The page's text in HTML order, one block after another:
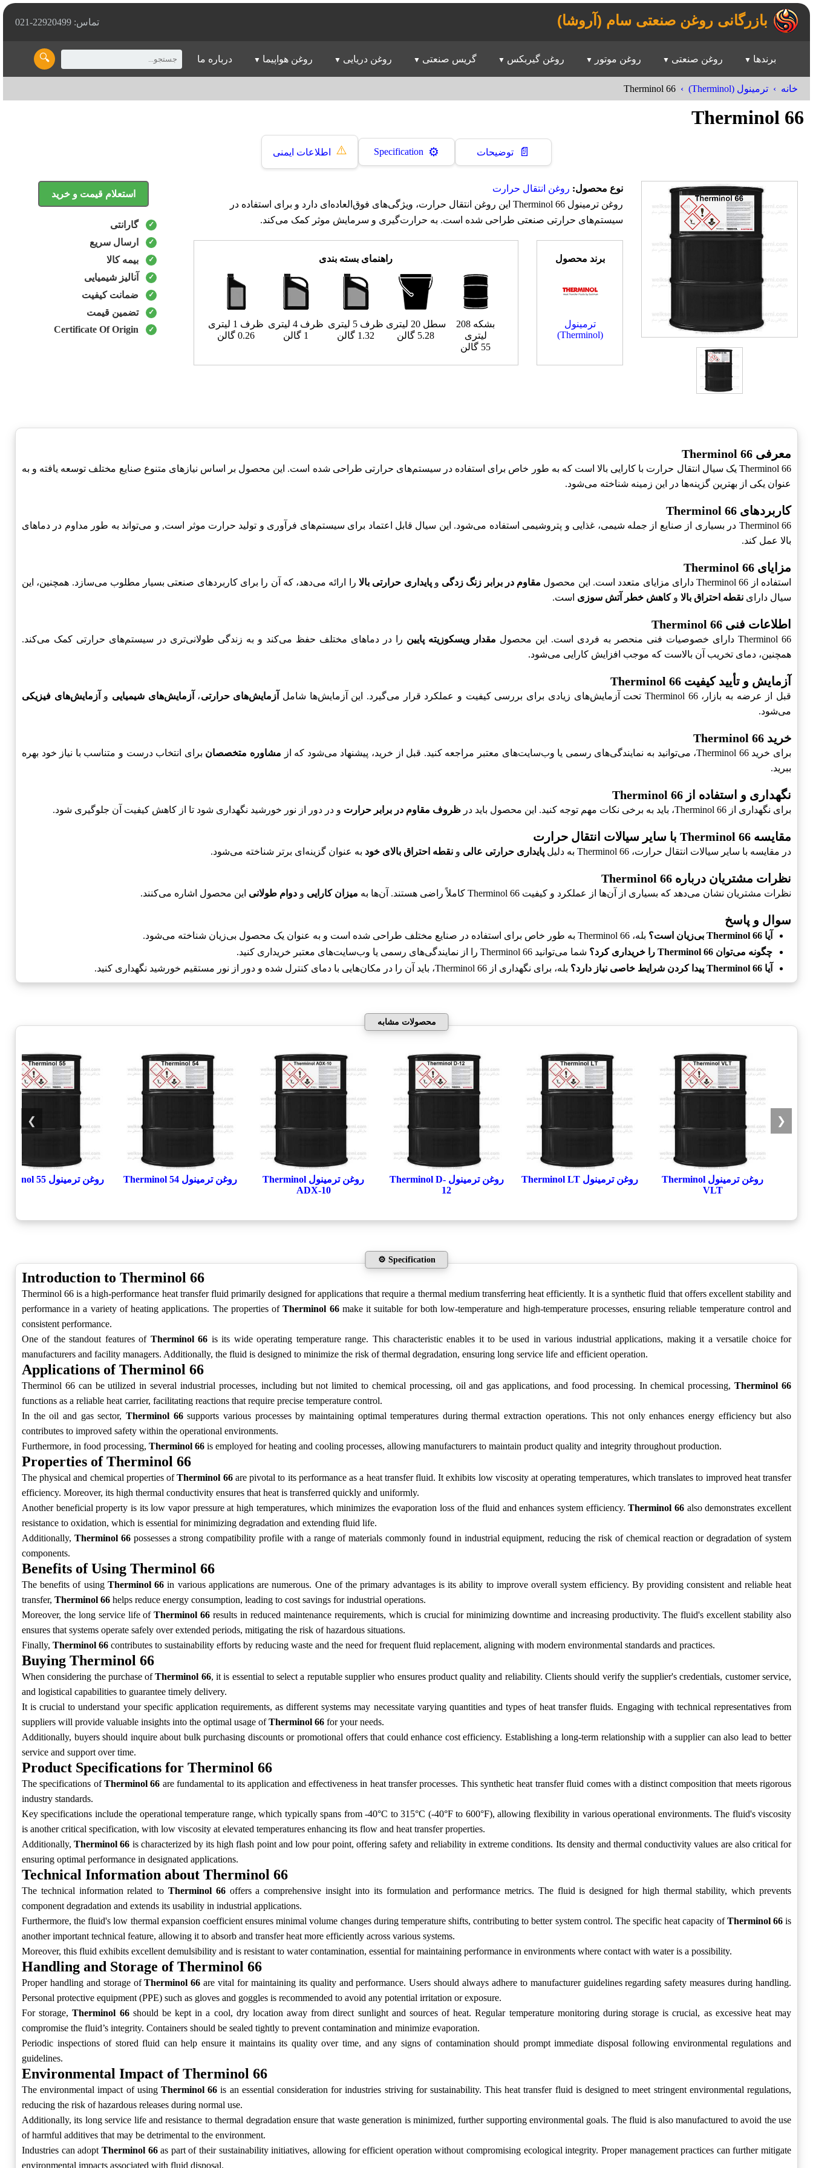
بازرگانی روغن صنعتی سام (آروشا) تماس: 22920499-021
🔍 برندها روغن صنعتی روغن موتور روغن گیربکس گریس صنعتی روغن دریایی روغن هواپیما درباره ما
خانه ترمینول (Therminol) Therminol 66
Therminol 66
📄 توضیحات ⚙️
Specification
⚠️ اطلاعات ایمنی
نوع محصول: روغن انتقال حرارت
روغن ترمینول Therminol 66 این روغن انتقال حرارت، ویژگی‌های فوق‌العاده‌ای دارد و برای استفاده در
سیستم‌های حرارتی صنعتی طراحی شده است. به حرارت‌گیری و سرمایش موثر کمک می‌کند.
برند محصول
ترمینول
(Therminol)
راهنمای بسته بندی
بشکه 208
لیتری
55 گالن
سطل 20 لیتری
5.28 گالن
ظرف 5 لیتری
1.32 گالن
ظرف 4 لیتری
1 گالن
ظرف 1 لیتری
0.26 گالن
استعلام قیمت و خرید
گارانتی
ارسال سریع
بیمه کالا
آنالیز شیمیایی
ضمانت کیفیت
تضمین قیمت
Certificate Of Origin
معرفی Therminol 66
Therminol 66 یک سیال انتقال حرارت با کارایی بالا است که به طور خاص برای استفاده در سیستم‌های حرارتی طراحی شده است. این محصول بر اساس نیازهای متنوع صنایع مختلف توسعه یافته و به
عنوان یکی از بهترین گزینه‌ها در این زمینه شناخته می‌شود.
کاربردهای Therminol 66
Therminol 66 در بسیاری از صنایع از جمله شیمی، غذایی و پتروشیمی استفاده می‌شود. این سیال قابل اعتماد برای سیستم‌های فرآوری و تولید حرارت موثر است, و می‌تواند به طور مداوم در دماهای
بالا عمل کند.
مزایای Therminol 66
استفاده از Therminol 66 دارای مزایای متعدد است. این محصول مقاوم در برابر زنگ زدگی وپایداری حرارتی بالا را ارائه می‌دهد، که آن را برای کاربردهای صنعتی بسیار مطلوب می‌سازد. همچنین، این
سیال دارای نقطه احتراق بالا وکاهش خطر آتش سوزی است.
اطلاعات فنی Therminol 66
Therminol 66 دارای خصوصیات فنی منحصر به فردی است. این محصول مقدار ویسکوزیته پایین را در دماهای مختلف حفظ می‌کند و به زندگی طولانی‌تری در سیستم‌های حرارتی کمک می‌کند.
همچنین، دمای تخریب آن بالاست که موجب افزایش کارایی می‌شود.
آزمایش و تأیید کیفیت Therminol 66
قبل از عرضه به بازار، Therminol 66 تحت آزمایش‌های زیادی برای بررسی کیفیت و عملکرد قرار می‌گیرد. این آزمایش‌ها شامل آزمایش‌های حرارتی، آزمایش‌های شیمیایی و آزمایش‌های فیزیکی
می‌شود.
خرید Therminol 66
برای خرید Therminol 66، می‌توانید به نمایندگی‌های رسمی یا وب‌سایت‌های معتبر مراجعه کنید. قبل از خرید، پیشنهاد می‌شود که از مشاوره متخصصان برای انتخاب درست و متناسب با نیاز خود بهره
ببرید.
نگهداری و استفاده از Therminol 66
برای نگهداری از Therminol 66، باید به برخی نکات مهم توجه کنید. این محصول باید در ظروف مقاوم در برابر حرارت و در دور از نور خورشید نگهداری شود تا از کاهش کیفیت آن جلوگیری شود.
مقایسه Therminol 66 با سایر سیالات انتقال حرارت
در مقایسه با سایر سیالات انتقال حرارت، Therminol 66 به دلیل پایداری حرارتی عالی و نقطه احتراق بالای خود به عنوان گزینه‌ای برتر شناخته می‌شود.
نظرات مشتریان درباره Therminol 66
نظرات مشتریان نشان می‌دهد که بسیاری از آن‌ها از عملکرد و کیفیت Therminol 66 کاملاً راضی هستند. آن‌ها به میزان کارایی و دوام طولانی این محصول اشاره می‌کنند.
سوال و پاسخ
آیا Therminol 66 بی‌زیان است؟
بله، Therminol 66 به طور خاص برای استفاده در صنایع مختلف طراحی شده است و به عنوان یک محصول بی‌زیان شناخته می‌شود.
چگونه می‌توان Therminol 66 را خریداری کرد؟
شما می‌توانید Therminol 66 را از نمایندگی‌های رسمی یا وب‌سایت‌های معتبر خریداری کنید.
آیا Therminol 66 پیدا کردن شرایط خاصی نیاز دارد؟
بله، برای نگهداری از Therminol 66، باید آن را در مکان‌هایی با دمای کنترل شده و دور از نور مستقیم خورشید نگهداری کنید.
محصولات مشابه
روغن ترمینول Therminol
VLT
روغن ترمینول Therminol LT
روغن ترمینول Therminol D-
12
روغن ترمینول Therminol
ADX-10
روغن ترمینول Therminol 54 روغن ترمینول Therminol 55
❮
❯
⚙️ Specification
Introduction to Therminol 66
Therminol 66 is a high-performance heat transfer fluid primarily designed for applications that require a thermal medium transferring heat efficiently. It is a synthetic fluid that offers excellent stability and
performance in a variety of heating applications. The properties ofTherminol 66make it suitable for both low-temperature and high-temperature processes, ensuring reliable temperature control and
consistent performance.
One of the standout features of Therminol 66 is its wide operating temperature range. This characteristic enables it to be used in various industrial applications, making it a versatile choice for
manufacturers and facility managers. Additionally, the fluid is designed to minimize the risk of thermal degradation, ensuring long service life and efficient operation.
Applications of Therminol 66
Therminol 66 can be utilized in several industrial processes, including but not limited to chemical processing, oil and gas applications, and food processing. In chemical processing,Therminol 66
functions as a reliable heat carrier, facilitating reactions that require precise temperature control.
In the oil and gas sector, Therminol 66supports various processes by maintaining optimal temperatures during thermal extraction operations. This not only enhances energy efficiency but also
contributes to improved safety within the operational environments.
Furthermore, in food processing, Therminol 66 is employed for heating and cooling processes, allowing manufacturers to maintain product quality and integrity throughout production.
Properties of Therminol 66
The physical and chemical properties ofTherminol 66are pivotal to its performance as a heat transfer fluid. It exhibits low viscosity at operating temperatures, which translates to improved heat transfer
efficiency. Moreover, its high thermal conductivity ensures that heat is transferred quickly and uniformly.
Another beneficial property is its low vapor pressure at high temperatures, which minimizes the evaporation loss of the fluid and enhances system efficiency.Therminol 66 also demonstrates excellent
resistance to oxidation, which is essential for minimizing degradation and extending fluid life.
Additionally, Therminol 66possesses a strong compatibility profile with a range of materials commonly found in industrial equipment, reducing the risk of chemical reaction or degradation of system
components.
Benefits of Using Therminol 66
The benefits of using Therminol 66 in various applications are numerous. One of the primary advantages is its ability to improve overall system efficiency. By providing consistent and reliable heat
transfer, Therminol 66 helps reduce energy consumption, leading to cost savings for industrial operations.
Moreover, the long service life ofTherminol 66 results in reduced maintenance requirements, which is crucial for minimizing downtime and increasing productivity. The fluid's excellent stability also
ensures that systems operate safely over extended periods, mitigating the risk of hazardous situations.
Finally, Therminol 66 contributes to sustainability efforts by reducing waste and the need for frequent fluid replacement, aligning with modern environmental standards and practices.
Buying Therminol 66
When considering the purchase ofTherminol 66, it is essential to select a reputable supplier who ensures product quality and reliability. Clients should verify the supplier's credentials, customer service,
and logistical capabilities to guarantee timely delivery.
It is crucial to understand your specific application requirements, as different systems may necessitate varying quantities and types of heat transfer fluids. Engaging with technical representatives from
suppliers will provide valuable insights into the optimal usage ofTherminol 66 for your needs.
Additionally, buyers should inquire about bulk purchasing discounts or promotional offers that could enhance cost efficiency. Establishing a long-term relationship with a supplier can also lead to better
service and support over time.
Product Specifications for Therminol 66
The specifications ofTherminol 66 are fundamental to its application and effectiveness in heat transfer processes. This synthetic heat transfer fluid comes with a distinct composition that meets rigorous
industry standards.
Key specifications include the operational temperature range, which typically spans from -40°C to 315°C (-40°F to 600°F), allowing flexibility in various operational environments. The fluid's viscosity
is another critical specification, with low viscosity at elevated temperatures enhancing its flow and heat transfer properties.
Additionally,Therminol 66 is characterized by its high flash point and low pour point, offering safety and reliability in extreme conditions. Its density and thermal conductivity values are also critical for
ensuring optimal performance in designated applications.
Technical Information about Therminol 66
The technical information related toTherminol 66offers a comprehensive insight into its formulation and performance metrics. The fluid is designed for high thermal stability, which prevents
component degradation and extends its usability in industrial applications.
Furthermore, the fluid's low thermal expansion coefficient ensures minimal volume changes during temperature shifts, contributing to better system control. The specific heat capacity ofTherminol 66is
another important technical feature, allowing it to absorb and transfer heat more efficiently across various systems.
Moreover, this fluid exhibits excellent demulsibility and is resistant to water contamination, essential for maintaining performance in environments where contact with water is a possibility.
Handling and Storage of Therminol 66
Proper handling and storage ofTherminol 66 are vital for maintaining its quality and performance. Users should always adhere to manufacturer guidelines regarding safety measures during handling.
Personal protective equipment (PPE) such as gloves and goggles is recommended to avoid any potential irritation or exposure.
For storage,Therminol 66should be kept in a cool, dry location away from direct sunlight and sources of heat. Regular temperature monitoring during storage is crucial, as excessive heat may
compromise the fluid’s integrity. Containers should be sealed tightly to prevent contamination and minimize evaporation.
Periodic inspections of stored fluid can help ensure it maintains its quality over time, and any signs of contamination should prompt immediate disposal following environmental regulations and
guidelines.
Environmental Impact of Therminol 66
The environmental impact of using Therminol 66 is an essential consideration for industries striving for sustainability. This heat transfer fluid is designed to meet stringent environmental regulations,
reducing the risk of hazardous releases during normal use.
Additionally, its long service life and resistance to thermal degradation ensure that waste generation is minimized, further supporting environmental goals. The fluid is also manufactured to avoid the use
of harmful additives that may be detrimental to the environment.
Industries can adopt Therminol 66as part of their sustainability initiatives, allowing for efficient operation without compromising ecological integrity. Proper management practices can further mitigate
environmental impacts associated with fluid disposal.